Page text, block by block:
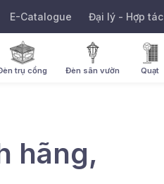
E-Catalogue Đại lý - Hợp tác
trụ cổng Đèn sân vườn Quạt
hãng,